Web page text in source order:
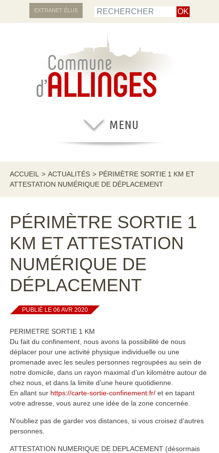
EXTRANET ÉLUS
ACCUEIL > ACTUALITÉS > PÉRIMÈTRE SORTIE 1 KM ET
ATTESTATION NUMÉRIQUE DE DÉPLACEMENT
PÉRIMÈTRE SORTIE 1
KM ET ATTESTATION
NUMÉRIQUE DE
DÉPLACEMENT
PUBLIÉ LE 06 AVR 2020
PERIMETRE SORTIE 1 KM
Du fait du confinement, nous avons la possibilité de nous
déplacer pour une activité physique individuelle ou une
promenade avec les seules personnes regroupées au sein de
notre domicile, dans un rayon maximal d’un kilomètre autour de
chez nous, et dans la limite d’une heure quotidienne.
En allant sur https://carte-sortie-confinement.fr/ et en tapant
votre adresse, vous aurez une idée de la zone concernée.
N’oubliez pas de garder vos distances, si vous croisez d’autres
personnes.
ATTESTATION NUMERIQUE DE DEPLACEMENT (désormais